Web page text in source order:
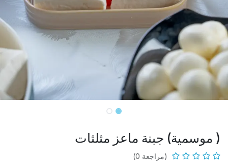
( موسمية) جبنة ماعز مثلثات
(مراجعة 0)